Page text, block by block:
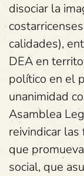
disociar la
calidades),
DEA en
político en el
unanimidad
Asamblea
reivindicar las
que
social, que